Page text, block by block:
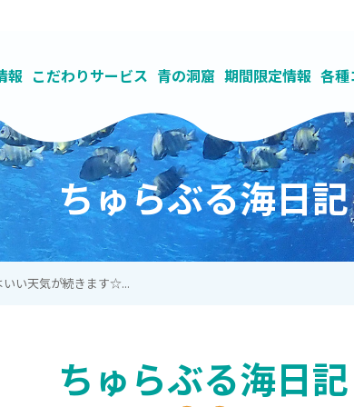
報
介 求人募集 ナチュラルブルー独自のSDGsの取り組み 海
こだわりサービス
青の洞窟へ 貸し切り制で丁寧なガイド 充実した施設 地域
青の洞窟
洞窟ビーチとボートの違い ダイビングとシュノーケリング
期間限定情報 各種
ース 青の洞窟 ライセンス ファンダイビング レンタル
流れ ツアーキャンセル料金について 参加条件 よくある
せ ご予約（真栄田岬店） ご予約（読谷店） ご予約（カ
ちゅらぶる海日記
いい天気が続きます☆...
ちゅらぶる海日記